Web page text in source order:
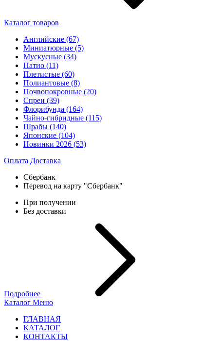
Каталог товаров
Английские (67)
Миниатюрные (5)
Мускусные (34)
Патио (11)
Плетистые (60)
Полиантовые (8)
Почвопокровные (20)
Спреи (39)
Флорибунда (164)
Чайно-гибридные (115)
Шрабы (140)
Японские (104)
Новинки 2026 (53)
Оплата Доставка
Сбербанк
Перевод на карту "Сбербанк"
При получении
Без доставки
Подробнее
Каталог Меню
ГЛАВНАЯ
КАТАЛОГ
КОНТАКТЫ